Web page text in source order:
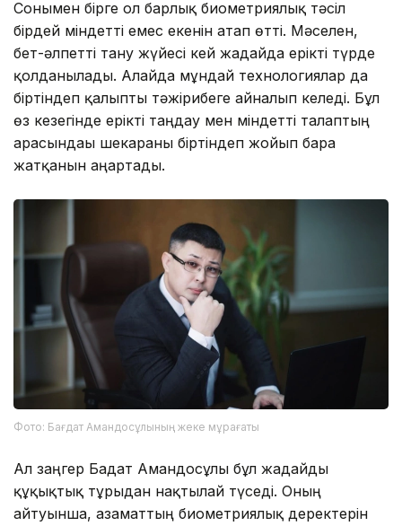
Сонымен бірге ол барлық биометриялық тәсіл
бірдей міндетті емес екенін атап өтті. Мәселен,
бет-әлпетті тану жүйесі кей жағдайда ерікті түрде
қолданылады. Алайда мұндай технологиялар да
біртіндеп қалыпты тәжірибеге айналып келеді. Бұл
өз кезегінде ерікті таңдау мен міндетті талаптың
арасындағы шекараны біртіндеп жойып бара
жатқанын аңғартады.
Фото: Бағдат Амандосұлының жеке мұрағаты
Ал заңгер Бағдат Амандосұлы бұл жағдайды
құқықтық тұрғыдан нақтылай түседі. Оның
айтуынша, азаматтың биометриялық деректерін